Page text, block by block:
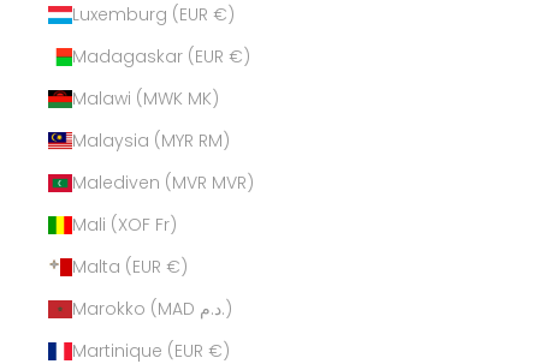
Luxemburg (EUR €)
Madagaskar (EUR €)
Malawi (MWK MK)
Malaysia (MYR RM)
Malediven (MVR MVR)
Mali (XOF Fr)
Malta (EUR €)
Marokko (MAD د.م.)
Martinique (EUR €)